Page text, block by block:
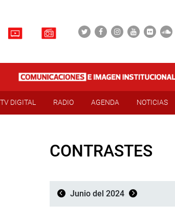
TV DIGITAL RADIO AGENDA NOTICIAS
CONTRASTES
Junio del 2024